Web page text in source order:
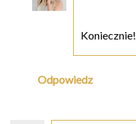
Koniecznie!
Odpowiedz